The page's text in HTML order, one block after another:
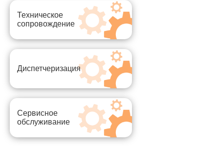
Техническое
сопровождение
Диспетчеризация
Сервисное
обслуживание